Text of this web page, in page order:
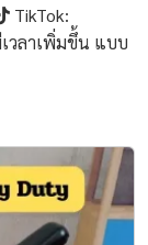
TikTok:
วลาเพิ่มขึ้น แบบ